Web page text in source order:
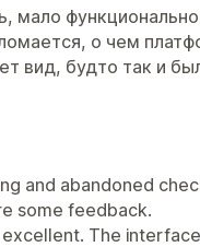
мало
о чем
вид, будто так и
and abandoned
some feedback.
The